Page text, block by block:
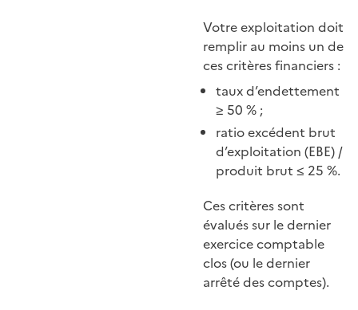
Votre exploitation doit
remplir au moins un de
ces critères financiers :
taux d’endettement
≥ 50 % ;
ratio excédent brut
d’exploitation (EBE) /
produit brut ≤ 25 %.
Ces critères sont
évalués sur le dernier
exercice comptable
clos (ou le dernier
arrêté des comptes).